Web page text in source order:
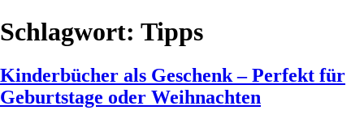
Schlagwort: Tipps
Kinderbücher als Geschenk – Perfekt für
Geburtstage oder Weihnachten